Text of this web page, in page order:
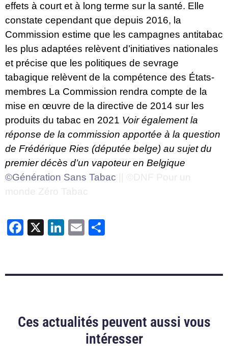
effets à court et à long terme sur la santé. Elle
constate cependant que depuis 2016, la
Commission estime que les campagnes antitabac
les plus adaptées relèvent d’initiatives nationales
et précise que les politiques de sevrage
tabagique relèvent de la compétence des États-
membres La Commission rendra compte de la
mise en œuvre de la directive de 2014 sur les
produits du tabac en 2021 Voir également la
réponse de la commission apportée à la question
de Frédérique Ries (députée belge) au sujet du
premier décès d’un vapoteur en Belgique
©Génération Sans Tabac
Facebook
X LinkedIn
Email
Ces actualités peuvent aussi vous
intéresser